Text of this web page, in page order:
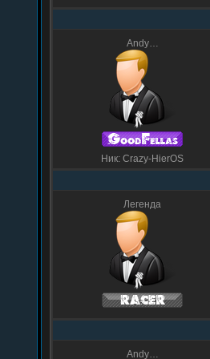
Andy…
Ник: Crazy-HierOS
Легенда
Andy…